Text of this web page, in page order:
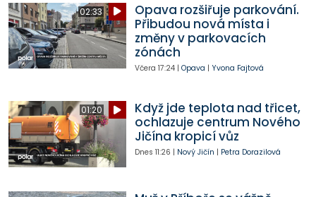
02:33
Opava rozšiřuje parkování.
Přibudou nová místa i
změny v parkovacích
zónách
Včera 17:24| Opava | Yvona Fajtová
01:20
Když jde teplota nad třicet,
ochlazuje centrum Nového
Jičína kropicí vůz
Dnes 11:26 | Nový Jičín | Petra Dorazilová